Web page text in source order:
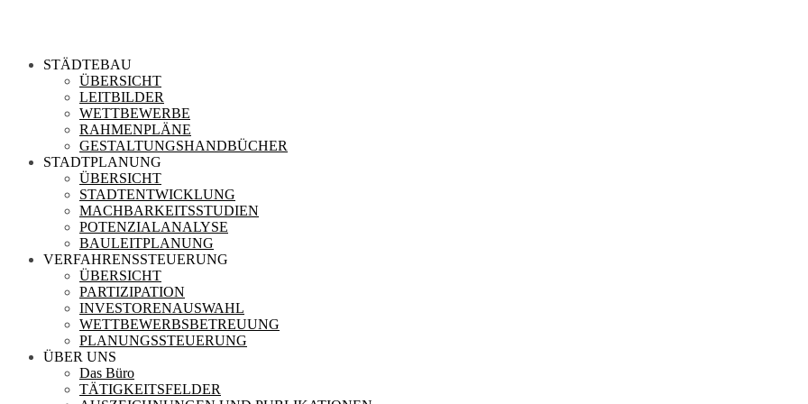
STÄDTEBAU
ÜBERSICHT
LEITBILDER
WETTBEWERBE
RAHMENPLÄNE
GESTALTUNGSHANDBÜCHER
STADTPLANUNG
ÜBERSICHT
STADTENTWICKLUNG
MACHBARKEITSSTUDIEN
POTENZIALANALYSE
BAULEITPLANUNG
VERFAHRENSSTEUERUNG
ÜBERSICHT
PARTIZIPATION
INVESTORENAUSWAHL
WETTBEWERBSBETREUUNG
PLANUNGSSTEUERUNG
ÜBER UNS
Das Büro
TÄTIGKEITSFELDER